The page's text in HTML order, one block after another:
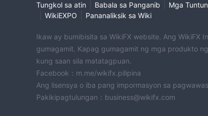
Tungkol sa atin Babala sa Panganib Mga
WikiEXPO Pananaliksik sa Wiki
Ikaw ay bumibisita sa WikiFX website. Ang
gumagamit. Kapag gumagamit ng mga produkto
kung saan sila matatagpuan.
Facebook：m.me/wikifx.pilipina
Ang lisensya o iba pang impormasyon sa
Pakikipagtulungan：business@wikifx.com